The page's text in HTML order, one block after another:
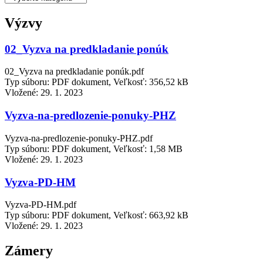
Výzvy
02_Vyzva na predkladanie ponúk
02_Vyzva na predkladanie ponúk.pdf
Typ súboru: PDF dokument, Veľkosť: 356,52 kB
Vložené: 29. 1. 2023
Vyzva-na-predlozenie-ponuky-PHZ
Vyzva-na-predlozenie-ponuky-PHZ.pdf
Typ súboru: PDF dokument, Veľkosť: 1,58 MB
Vložené: 29. 1. 2023
Vyzva-PD-HM
Vyzva-PD-HM.pdf
Typ súboru: PDF dokument, Veľkosť: 663,92 kB
Vložené: 29. 1. 2023
Zámery